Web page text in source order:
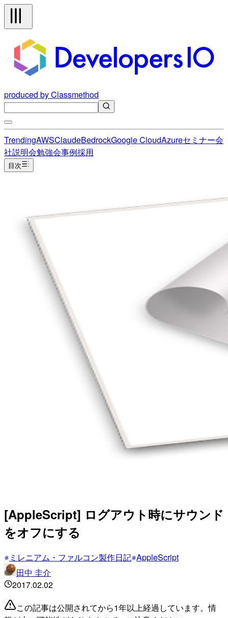
produced by Classmethod
TrendingAWSClaudeBedrockGoogle CloudAzureセミナー会
社説明会勉強会事例採用
目次
[AppleScript] ログアウト時にサウンド
をオフにする
ミレニアム・ファルコン製作日記 AppleScript
田中 圭介
2017.02.02
この記事は公開されてから1年以上経過しています。情